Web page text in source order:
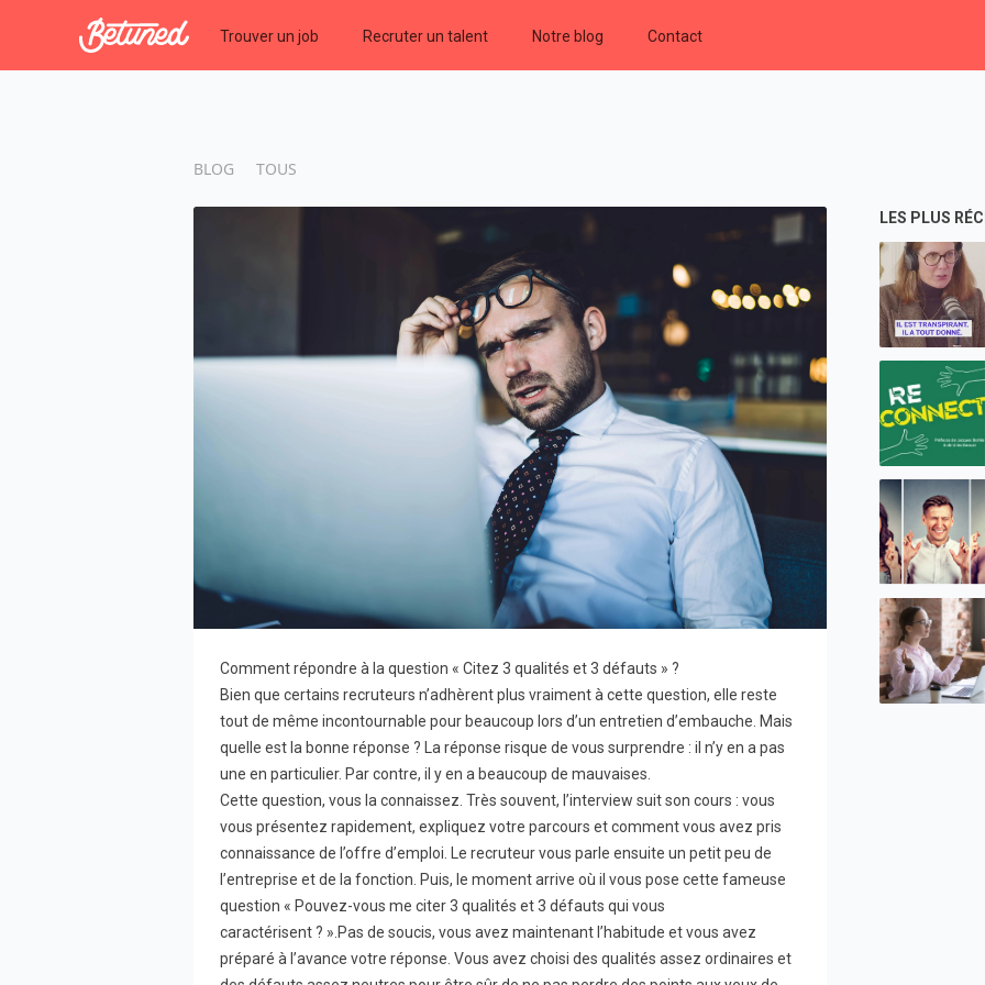
Betuned Trouver un job Recruter un talent Notre blog Contact
BLOG TOUS
Comment répondre à la question « Citez 3 qualités et 3 défauts » ?
Bien que certains recruteurs n’adhèrent plus vraiment à cette question, elle reste
tout de même incontournable pour beaucoup lors d’un entretien d’embauche. Mais
quelle est la bonne réponse ? La réponse risque de vous surprendre : il n’y en a pas
une en particulier. Par contre, il y en a beaucoup de mauvaises.
Cette question, vous la connaissez. Très souvent, l’interview suit son cours : vous
vous présentez rapidement, expliquez votre parcours et comment vous avez pris
connaissance de l’offre d’emploi. Le recruteur vous parle ensuite un petit peu de
l’entreprise et de la fonction. Puis, le moment arrive où il vous pose cette fameuse
question « Pouvez-vous me citer 3 qualités et 3 défauts qui vous
caractérisent ? ».Pas de soucis, vous avez maintenant l’habitude et vous avez
préparé à l’avance votre réponse. Vous avez choisi des qualités assez ordinaires et
LES PLUS